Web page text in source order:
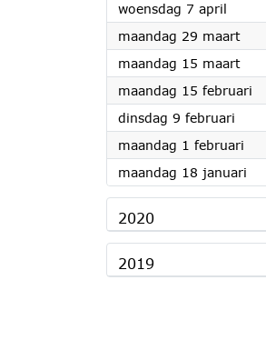
woensdag 7 april
maandag 29 maart2021
maandag 15 maart2021
maandag 15 februari
dinsdag 9 februari
maandag 1 februari
maandag 18 januari
2020
2019